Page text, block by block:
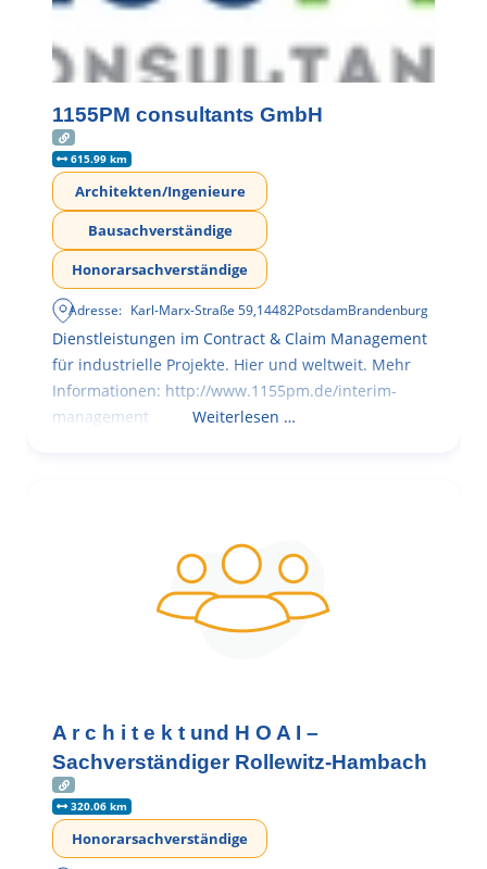
1155PM consultants GmbH
615.99 km
Architekten/Ingenieure
Bausachverständige
Honorarsachverständige
Adresse: Karl-Marx-Straße 59,14482PotsdamBrandenburg
Dienstleistungen im Contract & Claim Management
für industrielle Projekte. Hier und weltweit. Mehr
Informationen: http://www.1155pm.de/interim-
management
Weiterlesen …
A r c h i t e k t und H O A I –
Sachverständiger Rollewitz-Hambach
320.06 km
Honorarsachverständige